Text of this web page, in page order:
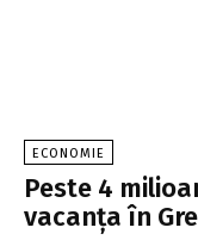
ECONOMIE
Peste 4
vacanţa în